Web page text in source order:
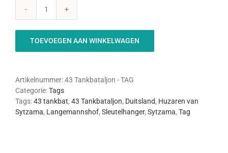
43
TAG
TOEVOEGEN AAN WINKELWAGEN
Artikelnummer:43 Tankbataljon - TAG
Categorie:Tags
Tags:43 tankbat, 43 Tankbataljon, Duitsland, Huzaren van
Sytzama, Langemannshof, Sleutelhanger, Sytzama, Tag